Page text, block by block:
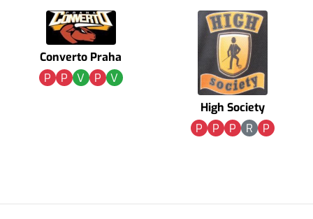
Converto Praha
P
P V P V
High Society
P
P P R P